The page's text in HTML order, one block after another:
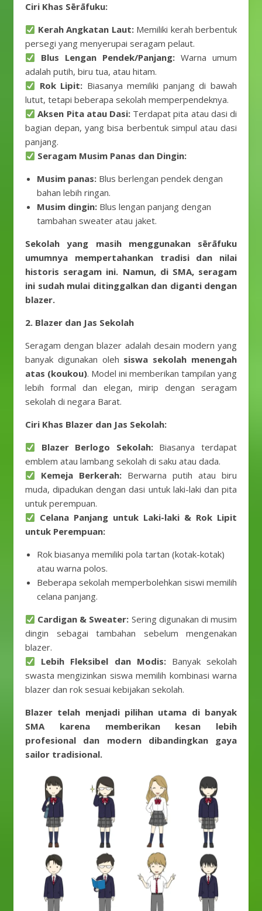
Ciri Khas Sērāfuku:
Kerah Angkatan Laut:Memiliki kerah berbentuk
persegi yang menyerupai seragam pelaut.
Blus Lengan Pendek/Panjang: Warna umum
adalah putih, biru tua, atau hitam.
Rok Lipit: Biasanya memiliki panjang di bawah
lutut, tetapi beberapa sekolah memperpendeknya.
Aksen Pita atau Dasi:Terdapat pita atau dasi di
bagian depan, yang bisa berbentuk simpul atau dasi
panjang.
Seragam Musim Panas dan Dingin:
Musim panas: Blus berlengan pendek dengan
bahan lebih ringan.
Musim dingin: Blus lengan panjang dengan
tambahan sweater atau jaket.
Sekolah yang masih menggunakan sērāfuku
umumnya mempertahankan tradisi dan nilai
historis seragam ini. Namun, di SMA, seragam
ini sudah mulai ditinggalkan dan diganti dengan
blazer.
2. Blazer dan Jas Sekolah
Seragam dengan blazer adalah desain modern yang
banyak digunakan oleh siswa sekolah menengah
atas (koukou). Model ini memberikan tampilan yang
lebih formal dan elegan, mirip dengan seragam
sekolah di negara Barat.
Ciri Khas Blazer dan Jas Sekolah:
Blazer Berlogo Sekolah:Biasanya terdapat
emblem atau lambang sekolah di saku atau dada.
Kemeja Berkerah: Berwarna putih atau biru
muda, dipadukan dengan dasi untuk laki-laki dan pita
untuk perempuan.
Celana Panjang untuk Laki-laki & Rok Lipit
untuk Perempuan:
Rok biasanya memiliki pola tartan (kotak-kotak)
atau warna polos.
Beberapa sekolah memperbolehkan siswi memilih
celana panjang.
Cardigan & Sweater: Sering digunakan di musim
dingin sebagai tambahan sebelum mengenakan
blazer.
Lebih Fleksibel dan Modis:Banyak sekolah
swasta mengizinkan siswa memilih kombinasi warna
blazer dan rok sesuai kebijakan sekolah.
Blazer telah menjadi pilihan utama di banyak
SMA karena memberikan kesan lebih
profesional dan modern dibandingkan gaya
sailor tradisional.